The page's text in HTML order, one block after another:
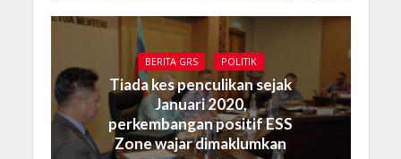
BERITA GRS POLITIK
Tiada kes penculikan sejak
Januari 2020,
perkembangan positif ESS
Zone wajar dimaklumkan